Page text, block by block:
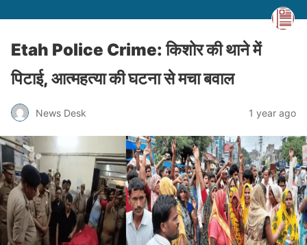
Etah Police Crime: किशोर की थाने में
पिटाई, आत्महत्या की घटना से मचा बवाल
News Desk 1 year ago